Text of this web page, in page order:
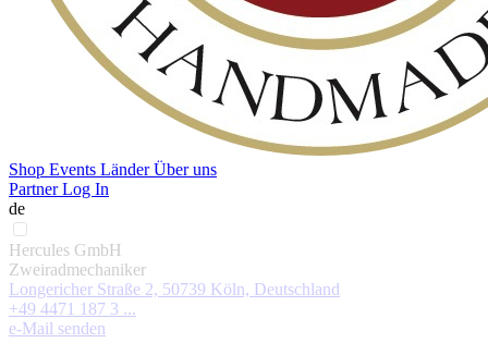
Shop Events LänderÜber uns
Partner Log In
de
Hercules GmbH
Zweiradmechaniker
Longericher Straße 2, 50739 Köln, Deutschland
+49 4471 187 3 ...
e-Mail senden